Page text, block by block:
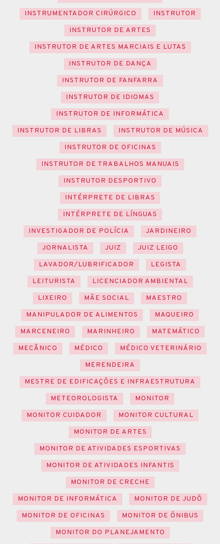
INSTRUMENTADOR CIRÚRGICO
INSTRUTOR
INSTRUTOR DE ARTES
INSTRUTOR DE ARTES MARCIAIS E LUTAS
INSTRUTOR DE DANÇA
INSTRUTOR DE FANFARRA
INSTRUTOR DE IDIOMAS
INSTRUTOR DE INFORMÁTICA
INSTRUTOR DE LIBRAS
INSTRUTOR DE MÚSICA
INSTRUTOR DE OFICINAS
INSTRUTOR DE TRABALHOS MANUAIS
INSTRUTOR DESPORTIVO
INTÉRPRETE DE LIBRAS
INTÉRPRETE DE LÍNGUAS
INVESTIGADOR DE POLÍCIA
JARDINEIRO
JORNALISTA
JUIZ
JUIZ LEIGO
LAVADOR/LUBRIFICADOR
LEGISTA
LEITURISTA
LICENCIADOR AMBIENTAL
LIXEIRO
MÃE SOCIAL
MAESTRO
MANIPULADOR DE ALIMENTOS
MAQUEIRO
MARCENEIRO
MARINHEIRO
MATEMÁTICO
MECÂNICO
MÉDICO
MÉDICO VETERINÁRIO
MERENDEIRA
MESTRE DE EDIFICAÇÕES E INFRAESTRUTURA
METEOROLOGISTA
MONITOR
MONITOR CUIDADOR
MONITOR CULTURAL
MONITOR DE ARTES
MONITOR DE ATIVIDADES ESPORTIVAS
MONITOR DE ATIVIDADES INFANTIS
MONITOR DE CRECHE
MONITOR DE INFORMÁTICA
MONITOR DE JUDÔ
MONITOR DE OFICINAS
MONITOR DE ÔNIBUS
MONITOR DO PLANEJAMENTO